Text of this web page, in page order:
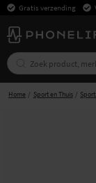
Gratis verzending
Home Sport en Thuis